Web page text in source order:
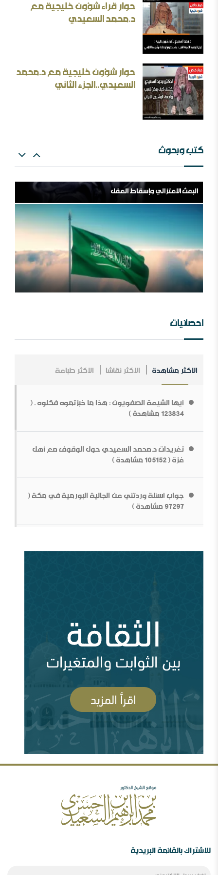
إيران المسكينة ورد على الأستاذ إلهامي وأحمد الريسوني
اللهم اشغل الظالمين بالظالمين
ما قولك في أبوي الرسول
قطع الطريق دون داعش
أين السلفية من الانفصاليين في اليمن
شبهات عن الغلو عند السلفيين . ومنه مقتضبات من مقالات
سابقة
حوار قراء شؤون خليجية مع
د.محمد السعيدي
حوار شؤون خليجية مع د.محمد
السعيدي..الجزء الثاني
كتب وبحوث
البعث الاعتزالي وإسقاط العقل
المملكة العربية السعودية ، فلسلفة النشأة ، تنظيراً وتطبيقا.
مــلخص عــلاقــات الــملك عــبد￼￼ العزیز مــع الإنجــلیز ، مــن
بناء الشخصية السلفية في ظل المتغيرات[محاضرة مفرغة]
السلفية والصوفية: نصح بعلم وحكم بعدل
الصحوة بين الانحراف عنها والانحراف بها..ورقة د.محمد
احصائيات
الاكثر مشاهدة الاكثر نقاشا الاكثر طباعة
أيها الشيعة الصفويون : هذا ما خبزتموه فكلوه . (
123834 مشاهدة )
تغريدات د.محمد السعيدي حول الوقوف مع أهل
غزة ( 105152 مشاهدة )
جواب أسئلة وردتني عن الجالية البورمية في مكة (
97297 مشاهدة )
مشاهدة )
أزمة قطر وإدارة الأزمة ( 83712 مشاهدة )
السعودية وقطر ومشروع العمق الاستراتيجي (
رأيي فيما صدر عن الشيخ سعد الشثري تجاه داعش (
77980 مشاهدة )
مهرجان جروزني بين المؤتمر والمؤامرة ( 77635
مشاهدة )
للاشتراك بالقائمة البريدية